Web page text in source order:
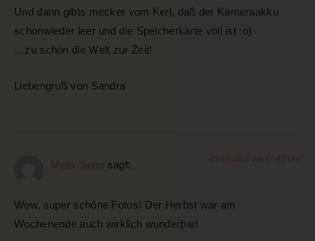
Und dann gibts mecker vom Kerl, daß der Kameraakku
schonwieder leer und die Speicherkarte voll ist :o)
…zu schön die Welt zur Zeit!
Liebengruß von Sandra
Melis-Seite sagt: 23/10/2012 um 17:43 Uhr
Wow, super schöne Fotos! Der Herbst war am
Wochenende auch wirklich wunderbar!